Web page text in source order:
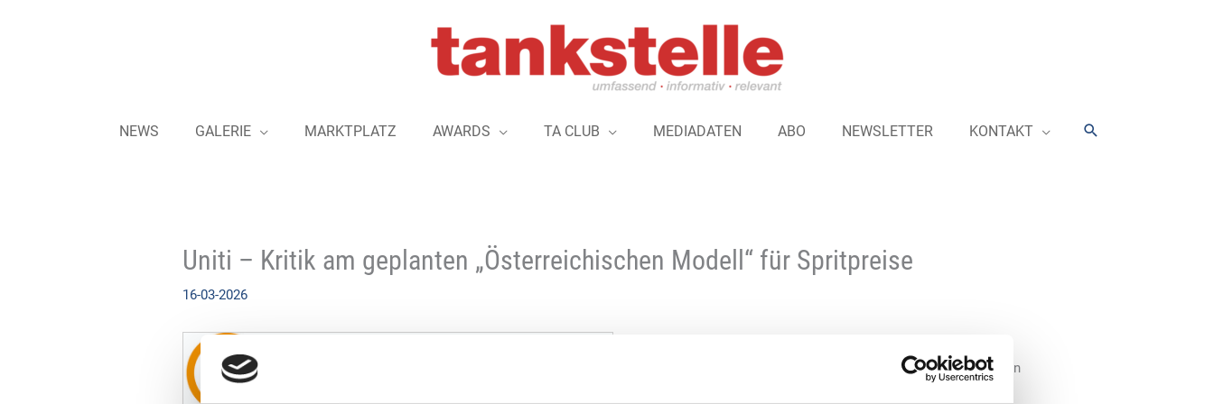
NEWS GALERIE MARKTPLATZ AWARDS TA CLUB MEDIADATEN ABO NEWSLETTER KONTAKT Suchen
Uniti – Kritik am geplanten „Österreichischen Modell“ für Spritpreise
16-03-2026
Persischen Golf belasten aktuell Autofahrer und Unternehmen in